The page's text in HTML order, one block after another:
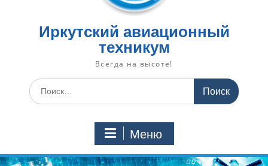
Иркутский авиационный
техникум
Всегда на высоте!
Искать:
Меню